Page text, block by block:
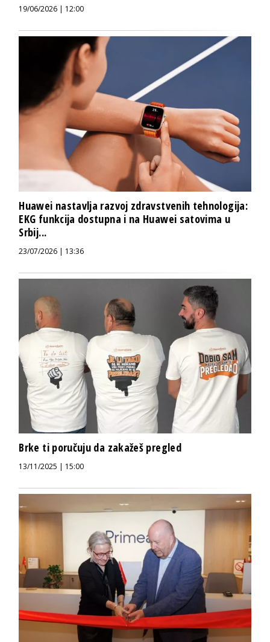
19/06/2026 | 12:00
Huawei nastavlja razvoj zdravstvenih tehnologija:
EKG funkcija dostupna i na Huawei satovima u
Srbij...
23/07/2026 | 13:36
Brke ti poručuju da zakažeš pregled
13/11/2025 | 15:00